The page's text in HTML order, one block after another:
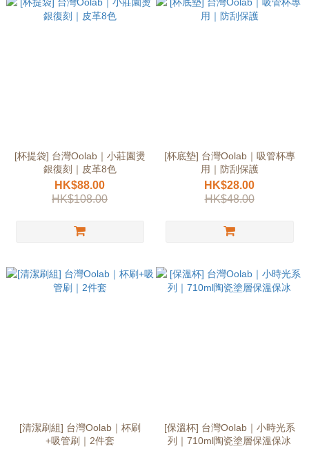
[杯提袋] 台灣Oolab｜小莊園燙
銀復刻｜皮革8色
HK$88.00
HK$108.00
[杯底墊] 台灣Oolab｜吸管杯專
用｜防刮保護
HK$28.00
HK$48.00
[清潔刷組] 台灣Oolab｜杯刷
+吸管刷｜2件套
[保溫杯] 台灣Oolab｜小時光系
列｜710ml陶瓷塗層保溫保冰